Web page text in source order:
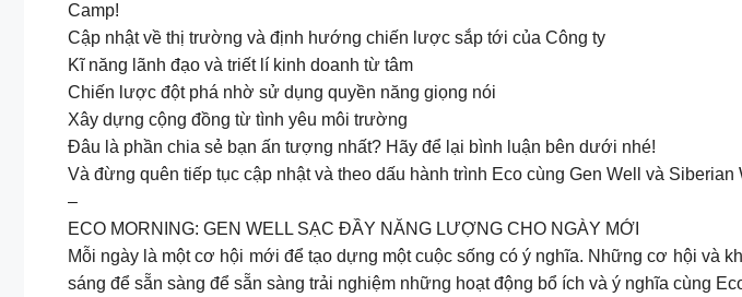
Camp!
Cập nhật về thị trường và định hướng chiến lược sắp tới của Công ty
Kĩ năng lãnh đạo và triết lí kinh doanh từ tâm
Chiến lược đột phá nhờ sử dụng quyền năng giọng nói
Xây dựng cộng đồng từ tình yêu môi trường
Đâu là phần chia sẻ bạn ấn tượng nhất? Hãy để lại bình luận bên dưới nhé!
Và đừng quên tiếp tục cập nhật và theo dấu hành trình Eco cùng Gen Well và
–
ECO MORNING: GEN WELL SẠC ĐẦY NĂNG LƯỢNG CHO NGÀY MỚI
Mỗi ngày là một cơ hội mới để tạo dựng một cuộc sống có ý nghĩa. Những cơ hội và
sáng để sẵn sàng để sẵn sàng trải nghiệm những hoạt động bổ ích và ý nghĩa cùng